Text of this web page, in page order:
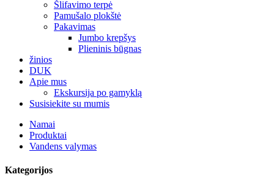
Šlifavimo terpė
Pamušalo plokštė
Pakavimas
Jumbo krepšys
Plieninis būgnas
žinios
DUK
Apie mus
Ekskursija po gamyklą
Susisiekite su mumis
Namai
Produktai
Vandens valymas
Kategorijos